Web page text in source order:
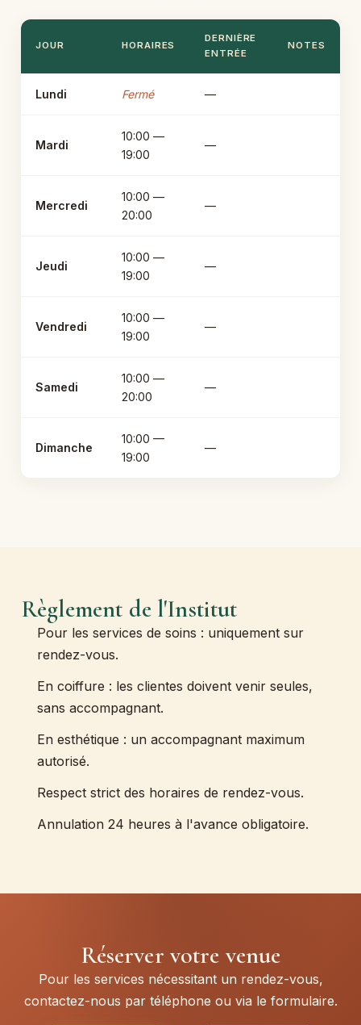
JOUR HORAIRES
DERNIÈRE
ENTRÉE
NOTES
Lundi Fermé —
Mardi
10:00 —
19:00
—
Mercredi
10:00 —
20:00
—
Jeudi
10:00 —
19:00
—
Vendredi
10:00 —
19:00
—
Samedi
10:00 —
20:00
—
Dimanche
10:00 —
19:00
—
Règlement de l'Institut
Pour les services de soins : uniquement sur
rendez-vous.
En coiffure : les clientes doivent venir seules,
sans accompagnant.
En esthétique : un accompagnant maximum
autorisé.
Respect strict des horaires de rendez-vous.
Annulation 24 heures à l'avance obligatoire.
Réserver votre venue
Pour les services nécessitant un rendez-vous,
contactez-nous par téléphone ou via le formulaire.